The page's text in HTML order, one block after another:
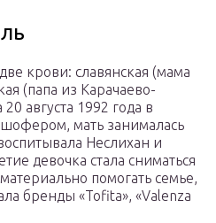
крови: славянская (мама
(папа из Карачаево-
августа 1992 года в
мать занималась
Неслихан и
девочка стала сниматься
помогать семье,
бренды «Tofita», «Valenza